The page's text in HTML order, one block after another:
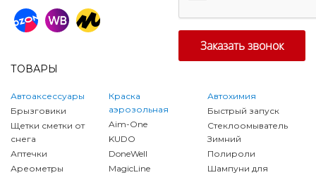
ТОВАРЫ
Автоаксессуары
Брызговики
Щетки сметки от
снега
Аптечки
Ареометры
Краска
аэрозольная
Aim-One
KUDO
DoneWell
MagicLine
Автохимия
Быстрый запуск
Стеклоомыватель
Зимний
Полироли
Шампуни для